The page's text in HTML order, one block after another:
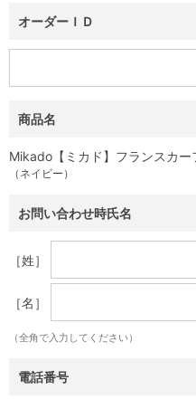
オーダーＩＤ
商品名
Mikado【ミカド】フランスカ
（ネイビー）
お問い合わせ時氏名
［姓］
［名］
（全角で入力してください）
電話番号